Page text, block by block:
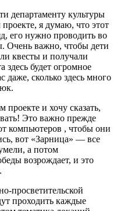
департаменту культуры
я думаю, что этот
его нужно проводить во
Очень важно, чтобы дети
квесты и получали
здесь будет огромное
даже, сколько здесь много
проекте и хочу сказать,
Это важно прежде
компьютеров , чтобы они
вот «Зарница» — все
а потом
возрождает, и это
просветительской
проходить каждые